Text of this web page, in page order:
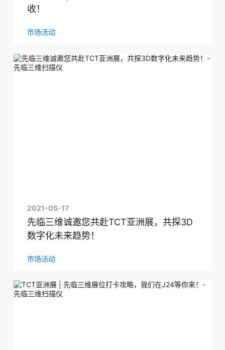
收！
市场活动
2021-05-17
先临三维诚邀您共赴TCT亚洲展，共探3D
数字化未来趋势！
市场活动